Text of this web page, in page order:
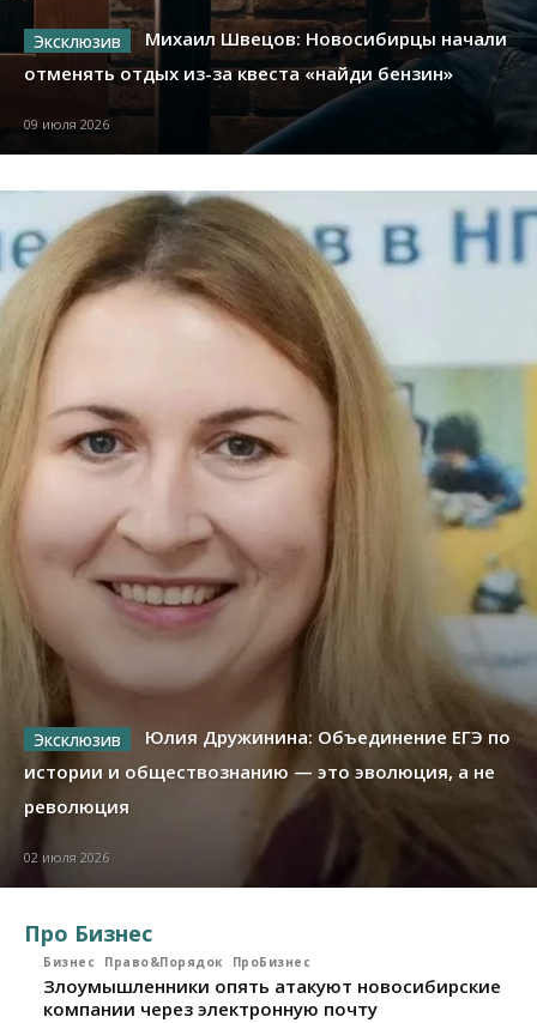
Михаил Швецов: Новосибирцы начали
отменять отдых из-за квеста «найди бензин»
09 июля 2026
Юлия Дружинина: Объединение ЕГЭ по
истории и обществознанию — это эволюция, а не
революция
02 июля 2026
Про Бизнес
Бизнес Право&Порядок ПроБизнес
Злоумышленники опять атакуют новосибирские
компании через электронную почту